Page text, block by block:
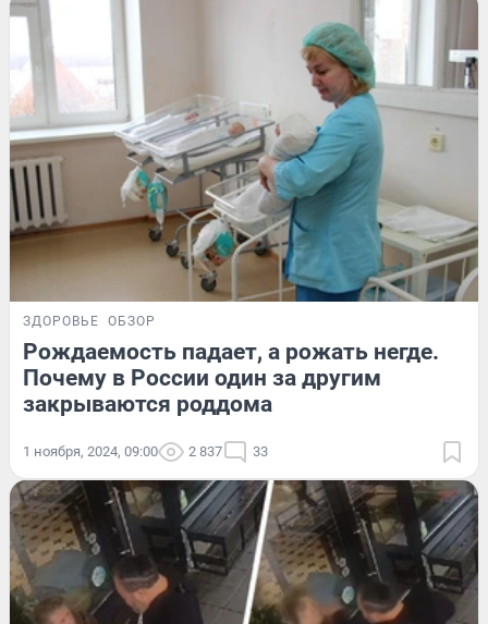
ЗДОРОВЬЕ ОБЗОР
Рождаемость падает, а рожать негде.
Почему в России один за другим
закрываются роддома
1 ноября, 2024, 09:00 2 837 33